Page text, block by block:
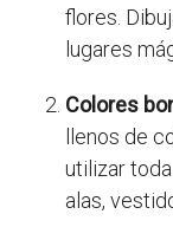
flores.
lugares
Colores
llenos de
utilizar
alas,